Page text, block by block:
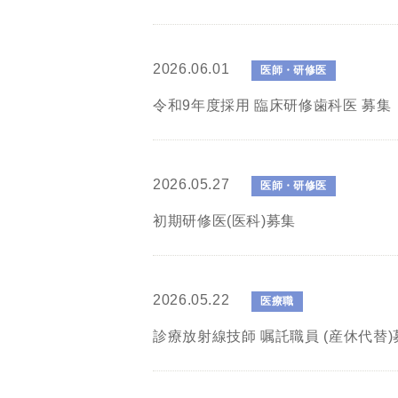
2026.06.01 医師・研修医
令和9年度採用 臨床研修歯科医 募集
2026.05.27 医師・研修医
初期研修医(医科)募集
2026.05.22 医療職
診療放射線技師 嘱託職員 (産休代替)